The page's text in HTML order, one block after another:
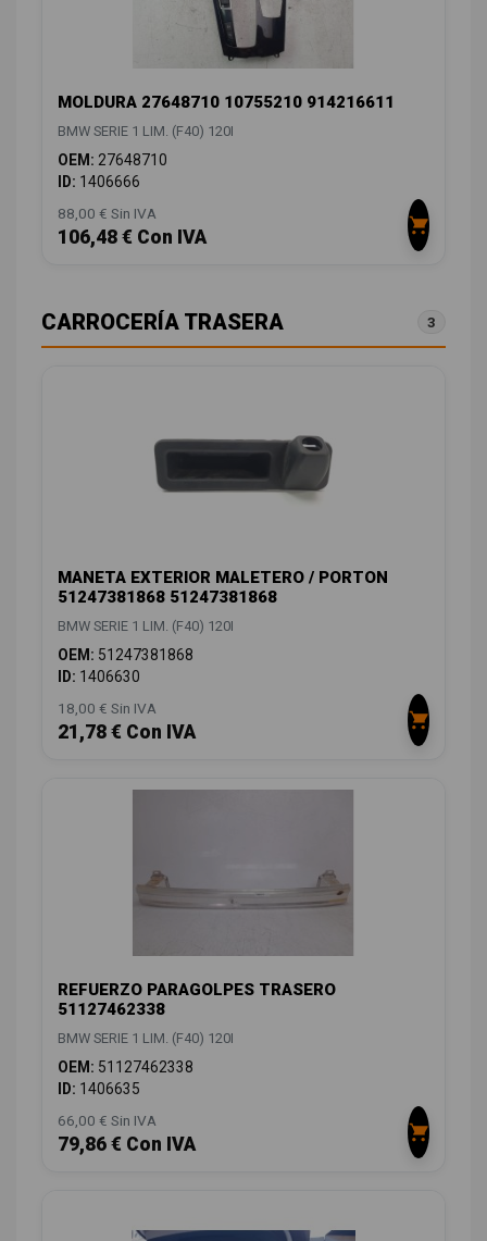
MOLDURA 27648710 10755210 914216611
BMW SERIE 1 LIM. (F40) 120I
OEM: 27648710
ID: 1406666
88,00 € Sin IVA
106,48 € Con IVA
CARROCERÍA TRASERA 3
MANETA EXTERIOR MALETERO / PORTON
51247381868 51247381868
BMW SERIE 1 LIM. (F40) 120I
OEM: 51247381868
ID: 1406630
18,00 € Sin IVA
21,78 € Con IVA
REFUERZO PARAGOLPES TRASERO
51127462338
BMW SERIE 1 LIM. (F40) 120I
OEM: 51127462338
ID: 1406635
66,00 € Sin IVA
79,86 € Con IVA